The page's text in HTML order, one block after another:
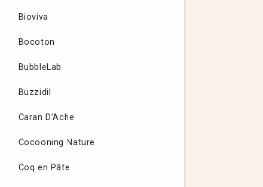
Bioviva
Bocoton
BubbleLab
Buzzidil
Caran D’Ache
Cocooning Nature
Coq en Pâte